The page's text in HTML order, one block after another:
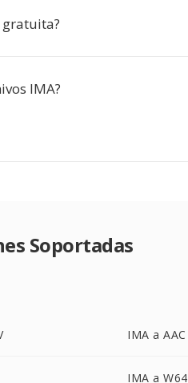
gratuita?
IMA?
Soportadas
IMA a AAC
IMA a W64